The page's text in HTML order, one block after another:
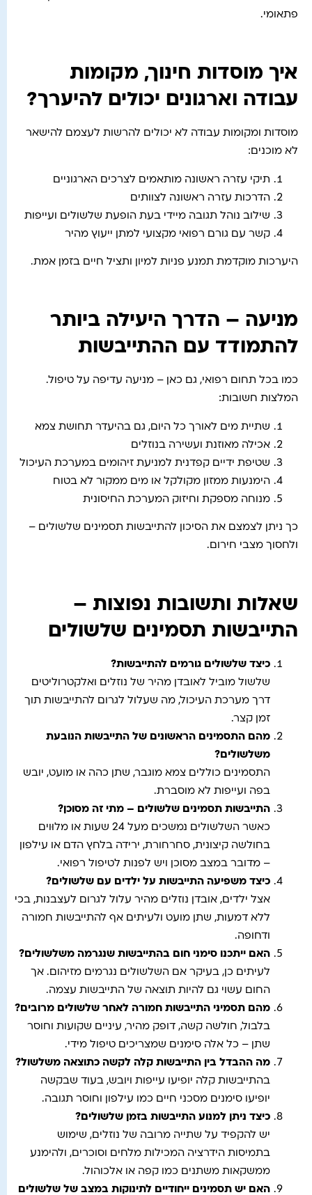
פתאומי.
איך מוסדות חינוך, מקומות
עבודה וארגונים יכולים להיערך?
מוסדות ומקומות עבודה לא יכולים להרשות לעצמם להישאר
לא מוכנים:
תיקי עזרה ראשונה מותאמים לצרכים הארגוניים
הדרכות עזרה ראשונה לצוותים
שילוב נוהל תגובה מיידי בעת הופעת שלשולים ועייפות
קשר עם גורם רפואי מקצועי למתן ייעוץ מהיר
היערכות מוקדמת תמנע פניות למיון ותציל חיים בזמן אמת.
מניעה – הדרך היעילה ביותר
להתמודד עם ההתייבשות
כמו בכל תחום רפואי, גם כאן – מניעה עדיפה על טיפול.
המלצות חשובות:
שתיית מים לאורך כל היום, גם בהיעדר תחושת צמא
אכילה מאוזנת ועשירה בנוזלים
שטיפת ידיים קפדנית למניעת זיהומים במערכת העיכול
הימנעות ממזון מקולקל או מים ממקור לא בטוח
מנוחה מספקת וחיזוק המערכת החיסונית
כך ניתן לצמצם את הסיכון להתייבשות תסמינים שלשולים –
ולחסוך מצבי חירום.
שאלות ותשובות נפוצות –
התייבשות תסמינים שלשולים
כיצד שלשולים גורמים להתייבשות?
שלשול מוביל לאובדן מהיר של נוזלים ואלקטרוליטים
דרך מערכת העיכול, מה שעלול לגרום להתייבשות תוך
זמן קצר.
מהם התסמינים הראשונים של התייבשות הנובעת
משלשולים?
התסמינים כוללים צמא מוגבר, שתן כהה או מועט, יובש
בפה ועייפות לא מוסברת.
התייבשות תסמינים שלשולים – מתי זה מסוכן?
כאשר השלשולים נמשכים מעל 24 שעות או מלוּוים
בחולשה קיצונית, סחרחורת, ירידה בלחץ הדם או עילפון
– מדובר במצב מסוכן ויש לפנות לטיפול רפואי.
כיצד משפיעה התייבשות על ילדים עם שלשולים?
אצל ילדים, אובדן נוזלים מהיר עלול לגרום לעצבנות, בכי
ללא דמעות, שתן מועט ולעיתים אף להתייבשות חמורה
ודחופה.
האם ייתכנו סימני חום בהתייבשות שנגרמה משלשולים?
לעיתים כן, בעיקר אם השלשולים נגרמים מזיהום. אך
החום עשוי גם להיות תוצאה של התייבשות עצמה.
מהם תסמיני התייבשות חמורה לאחר שלשולים מרובים?
בלבול, חולשה קשה, דופק מהיר, עיניים שקועות וחוסר
שתן – כל אלה סימנים שמצריכים טיפול מידי.
מה ההבדל בין התייבשות קלה לקשה כתוצאה משלשול?
בהתייבשות קלה יופיעו עייפות ויובש, בעוד שבקשה
יופיעו סימנים מסכני חיים כמו עילפון וחוסר תגובה.
כיצד ניתן למנוע התייבשות בזמן שלשולים?
יש להקפיד על שתייה מרובה של נוזלים, שימוש
בתמיסות הידרציה המכילות מלחים וסוכרים, ולהימנע
ממשקאות משתנים כמו קפה או אלכוהול.
האם יש תסמינים ייחודיים לתינוקות במצב של שלשולים